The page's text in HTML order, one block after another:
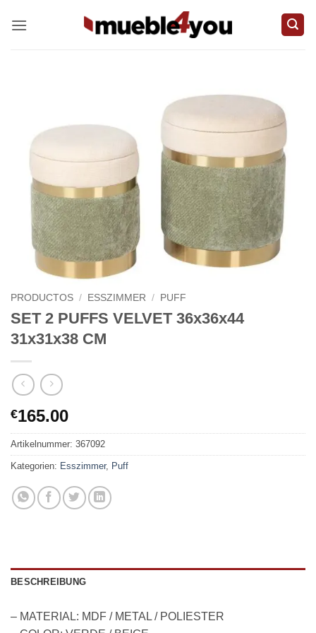
Inhalt
PRODUCTOS / ESSZIMMER / PUFF
SET 2 PUFFS VELVET 36x36x44
31x31x38 CM
€165.00
Artikelnummer: 367092
Kategorien: Esszimmer, Puff
BESCHREIBUNG
– MATERIAL: MDF / METAL / POLIESTER